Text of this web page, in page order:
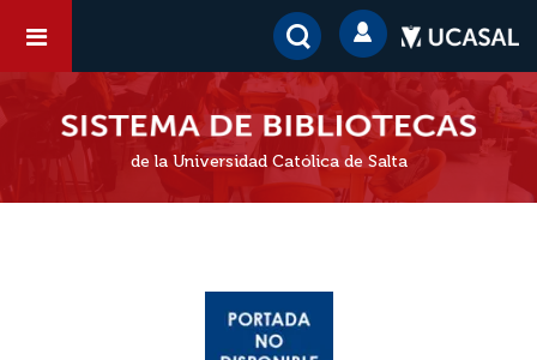
de la Universidad Católica de Salta